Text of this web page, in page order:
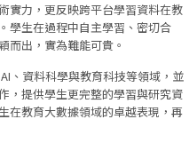
實力，更反映跨平台學習資料在教
學生在過程中自主學習、密切合
而出，實為難能可貴。
、資料科學與教育科技等領域，並
，提供學生更完整的學習與研究資
在教育大數據領域的卓越表現，再